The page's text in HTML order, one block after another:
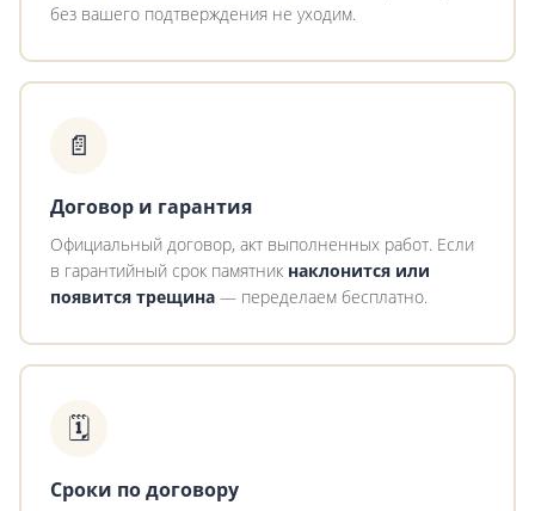
без вашего подтверждения не уходим.
📄
Договор и гарантия
Официальный договор, акт выполненных работ. Если
в гарантийный срок памятник наклонится или
появится трещина— переделаем бесплатно.
🗓️
Сроки по договору